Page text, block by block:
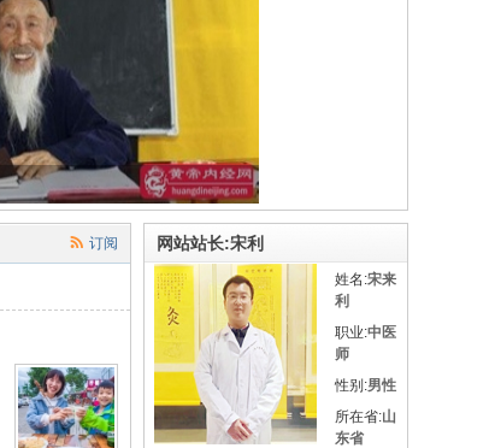
订阅 网站站长:宋利
姓名:宋来
利
职业:中医
师
性别:男性
所在省:山
东省